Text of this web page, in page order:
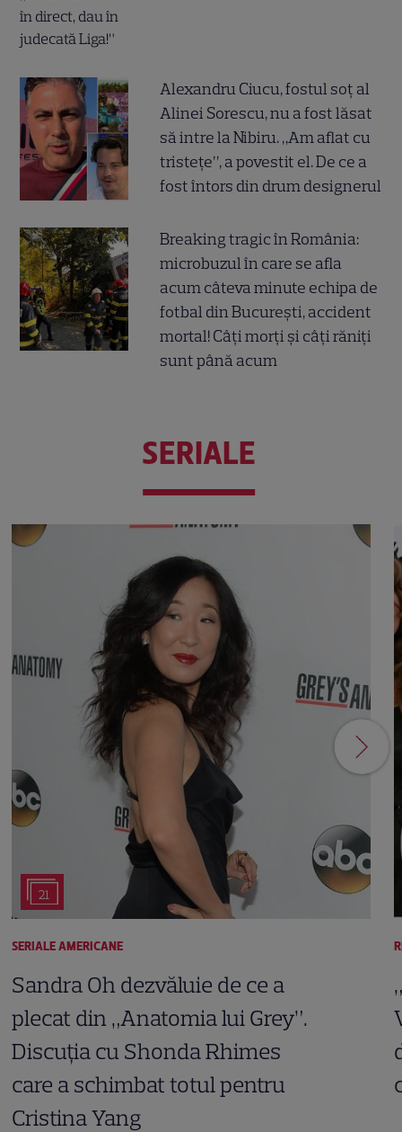
Alexandru Ciucu, fostul soț al
Alinei Sorescu, nu a fost lăsat
să intre la Nibiru. „Am aflat cu
tristețe”, a povestit el. De ce a
fost întors din drum designerul
Breaking tragic în România:
microbuzul în care se afla
acum câteva minute echipa de
fotbal din București, accident
mortal! Câți morți și câți răniți
sunt până acum
SERIALE
21
SERIALE AMERICANE
Sandra Oh dezvăluie de ce a
plecat din „Anatomia lui Grey”.
Discuția cu Shonda Rhimes
care a schimbat totul pentru
Cristina Yang